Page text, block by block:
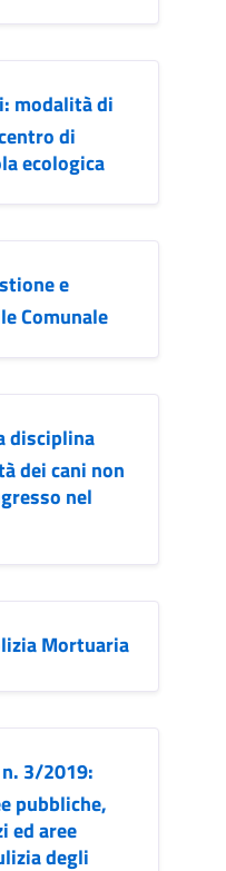
modalità di
di
ecologica
e
Comunale
disciplina
dei cani non
nel
Mortuaria
3/2019:
pubbliche,
ed aree
degli